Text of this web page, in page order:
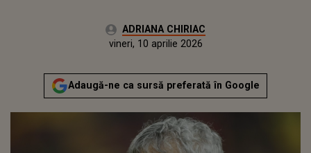
Autor:ADRIANA CHIRIAC
Actualizat:
vineri, 10 aprilie 2026
Adaugă-ne ca sursă preferată în Google